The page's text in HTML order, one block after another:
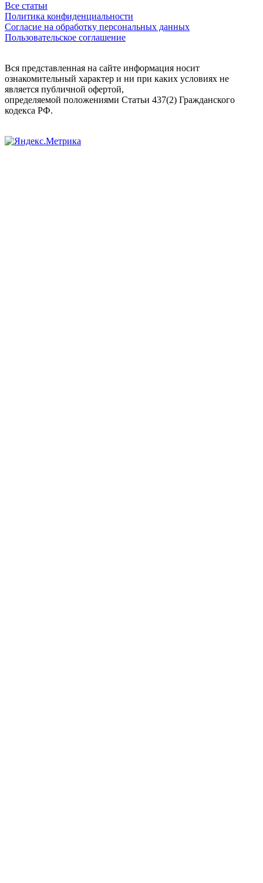
Все статьи
Политика конфиденциальности
Согласие на обработку персональных данных
Пользовательское соглашение
Вся представленная на сайте информация носит
ознакомительный характер и ни при каких условиях не
является публичной офертой,
определяемой положениями Статьи 437(2) Гражданского
кодекса РФ.